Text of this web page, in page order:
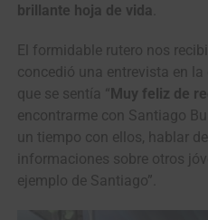
brillante hoja de vida
El formidable rutero nos
concedió una entrevista en
que se sentía “Muy feliz de
encontrarme con Santiago
un tiempo con ellos, hablar
informaciones sobre otros
ejemplo de Santiago”.